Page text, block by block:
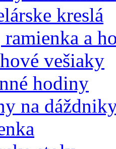
kreslá
ramienka a
vešiaky
hodiny
na